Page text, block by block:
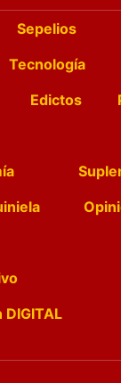
Sepelios
Tecnología
Edictos
DIGITAL